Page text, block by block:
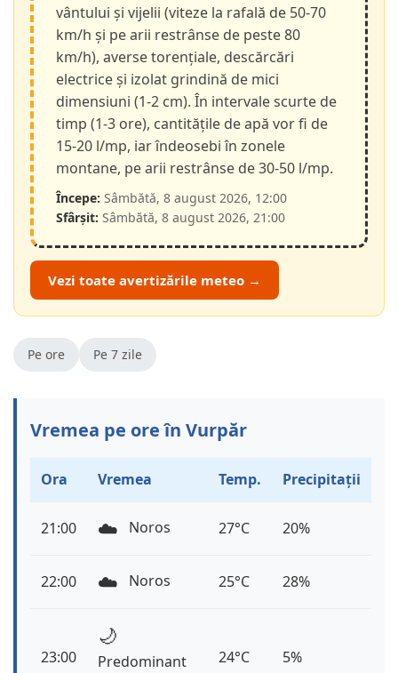
vântului și vijelii (viteze la rafală de 50-70
km/h și pe arii restrânse de peste 80
km/h), averse torențiale, descărcări
electrice și izolat grindină de mici
dimensiuni (1-2 cm). În intervale scurte de
timp (1-3 ore), cantitățile de apă vor fi de
15-20 l/mp, iar îndeosebi în zonele
montane, pe arii restrânse de 30-50 l/mp.
Începe: Sâmbătă, 8 august 2026, 12:00
Sfârșit: Sâmbătă, 8 august 2026, 21:00
Vezi toate avertizările meteo →
Pe ore Pe 7 zile
Vremea pe ore în Vurpăr
Ora Vremea Temp. Precipitații
21:00 ☁️ Noros 27°C 20%
22:00 ☁️ Noros 25°C 28%
23:00
🌙
Predominant
24°C 5%